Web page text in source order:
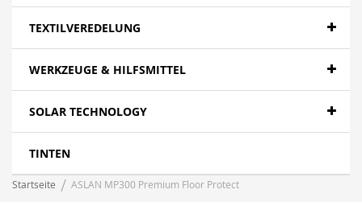
TEXTILVEREDELUNG
WERKZEUGE & HILFSMITTEL
SOLAR TECHNOLOGY
TINTEN
Startseite ASLAN MP300 Premium Floor Protect